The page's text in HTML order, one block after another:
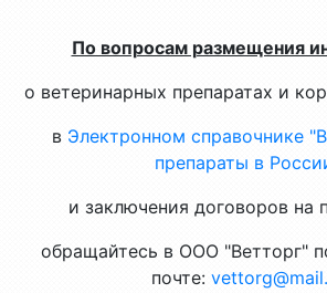
По вопросам размещения
о ветеринарных препаратах и
в Электронном справочнике
препараты в
и заключения договоров на
обращайтесь в ООО "Ветторг"
почте: